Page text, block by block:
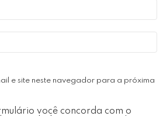
e site neste navegador para a próxima
você concorda com o